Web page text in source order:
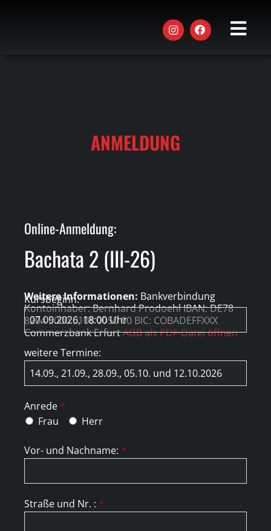
Toggle
ANMELDUNG
Online-Anmeldung:
Bachata 2 (III-26)
Weitere Informationen: Bankverbindung
Kontoinhaber: Bernhard Prodoehl IBAN: DE78
8204 0000 0108 0050 00 BIC: COBADEFFXXX
Commerzbank ErfurtAGB als PDF-Datei öffnen
Kursbeginn:
weitere Termine:
Anrede *
Frau Herr
Vor- und Nachname: *
Straße und Nr. : *